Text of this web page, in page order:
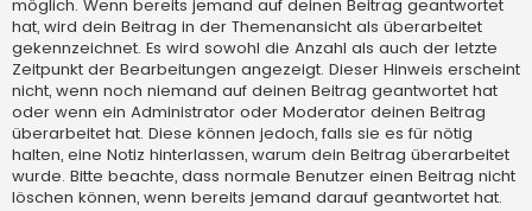
möglich. Wenn bereits jemand auf deinen Beitrag geantwortet
hat, wird dein Beitrag in der Themenansicht als überarbeitet
gekennzeichnet. Es wird sowohl die Anzahl als auch der letzte
Zeitpunkt der Bearbeitungen angezeigt. Dieser Hinweis erscheint
nicht, wenn noch niemand auf deinen Beitrag geantwortet hat
oder wenn ein Administrator oder Moderator deinen Beitrag
überarbeitet hat. Diese können jedoch, falls sie es für nötig
halten, eine Notiz hinterlassen, warum dein Beitrag überarbeitet
wurde. Bitte beachte, dass normale Benutzer einen Beitrag nicht
löschen können, wenn bereits jemand darauf geantwortet hat.